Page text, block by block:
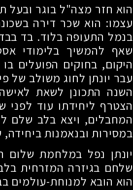
הוא חזר מצה"ל בוגר ובעל
עצמו: הוא שכר דירה
בנמל התעופה בלוד. בד
שאף להמשיך בלימודי
היקום, בחוקים הפועלים
עבר יונתן לחוג משולב של
השנה התכונן לשאת
הצטרף ליחידתו עוד לפני
המחבלים, ויצא בלב שלם
במסירות ובנאמנות
יונתן נפל במלחמת שלום
שלחם בגיזרה המזרחית
הוא הובא למנוחת-עולמים